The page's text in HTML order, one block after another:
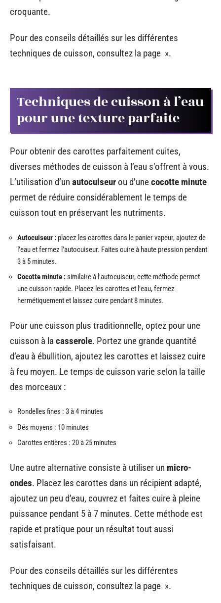
croquante.
Pour des conseils détaillés sur les différentes
techniques de cuisson, consultez la page ».
Techniques de cuisson à l’eau
pour une texture parfaite
Pour obtenir des carottes parfaitement cuites,
diverses méthodes de cuisson à l’eau s’offrent à vous.
L’utilisation d’un autocuiseur ou d’unecocotte minute
permet de réduire considérablement le temps de
cuisson tout en préservant les nutriments.
Autocuiseur : placez les carottes dans le panier vapeur, ajoutez de
l’eau et fermez l’autocuiseur. Faites cuire à haute pression pendant
3 à 5 minutes.
Cocotte minute :similaire à l’autocuiseur, cette méthode permet
une cuisson rapide. Placez les carottes et l’eau, fermez
hermétiquement et laissez cuire pendant 8 minutes.
Pour une cuisson plus traditionnelle, optez pour une
cuisson à la casserole. Portez une grande quantité
d’eau à ébullition, ajoutez les carottes et laissez cuire
à feu moyen. Le temps de cuisson varie selon la taille
des morceaux :
Rondelles fines : 3 à 4 minutes
Dés moyens : 10 minutes
Carottes entières : 20 à 25 minutes
Une autre alternative consiste à utiliser un micro-
ondes. Placez les carottes dans un récipient adapté,
ajoutez un peu d’eau, couvrez et faites cuire à pleine
puissance pendant 5 à 7 minutes. Cette méthode est
rapide et pratique pour un résultat tout aussi
satisfaisant.
Pour des conseils détaillés sur les différentes
techniques de cuisson, consultez la page ».